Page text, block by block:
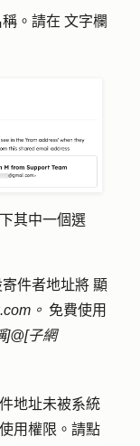
。 請在 文字欄
其中一個選
件者地址將 顯
。 免費使用
]@[子網
地址未被系統
用權限。請點